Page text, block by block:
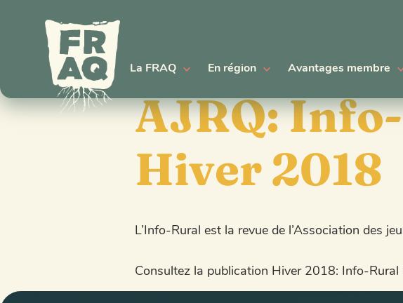
La FRAQ En région Avantages membre
AJRQ:
Hiver 2018
L’Info-Rural est la revue de l’Association des
Consultez la publication Hiver 2018: Info-